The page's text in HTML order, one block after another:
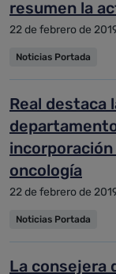
resumen la
en 2018
22 de febrero de
Noticias Portada
Real destaca
oncología
22 de febrero de
Noticias Portada
La consejera